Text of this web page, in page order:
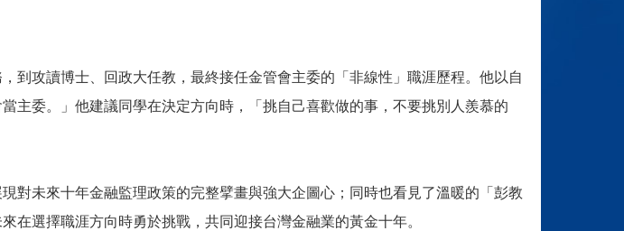
到攻讀博士、回政大任教，最終接任金管會主委的「非線性」職涯歷程。他以自
主委。」他建議同學在決定方向時，「挑自己喜歡做的事，不要挑別人羨慕的
對未來十年金融監理政策的完整擘畫與強大企圖心；同時也看見了溫暖的「彭教
在選擇職涯方向時勇於挑戰，共同迎接台灣金融業的黃金十年。